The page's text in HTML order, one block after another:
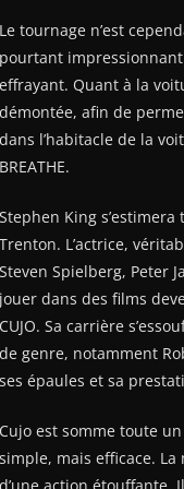
Le tournage n’est
pourtant
effrayant. Quant à la
démontée, afin de
dans l’habitacle de la
BREATHE.
Stephen King
Trenton. L’actrice,
Steven Spielberg, Peter
jouer dans des films
CUJO. Sa carrière
de genre, notamment
ses épaules et sa
Cujo est somme toute
simple, mais efficace.